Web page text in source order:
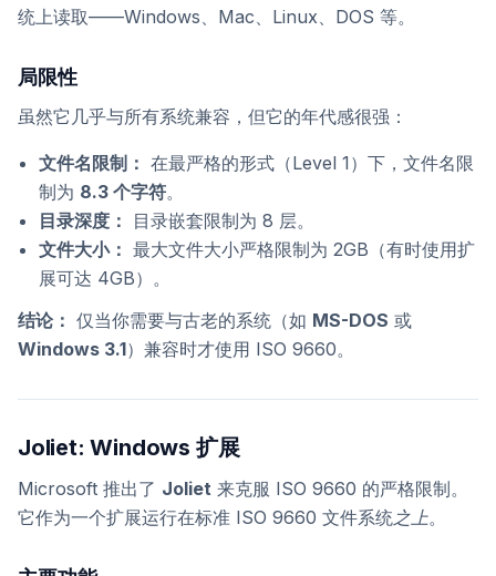
统上读取——Windows、Mac、Linux、DOS 等。
局限性
虽然它几乎与所有系统兼容，但它的年代感很强：
文件名限制： 在最严格的形式（Level 1）下，文件名限
制为 8.3 个字符。
目录深度：
目录嵌套限制为 8 层。
文件大小： 最大文件大小严格限制为 2GB（有时使用扩
展可达 4GB）。
结论： 仅当你需要与古老的系统（如 MS-DOS 或
Windows 3.1）兼容时才使用 ISO 9660。
Joliet: Windows 扩展
Microsoft 推出了 Joliet 来克服 ISO 9660 的严格限制。
它作为一个扩展运行在标准 ISO 9660 文件系统之上。